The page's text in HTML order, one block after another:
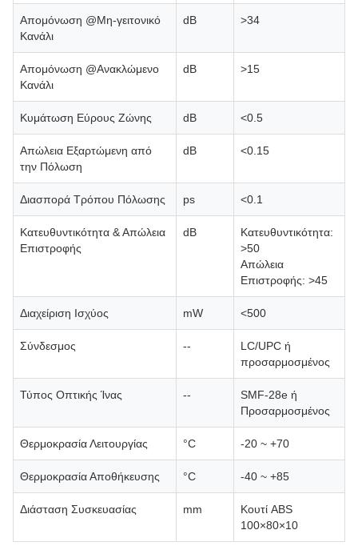
Απομόνωση @Μη-γειτονικό
Κανάλι
dB >34
Απομόνωση @Ανακλώμενο
Κανάλι
dB >15
Κυμάτωση Εύρους Ζώνης dB <0.5
Απώλεια Εξαρτώμενη από
την Πόλωση
dB <0.15
Διασπορά Τρόπου Πόλωσης ps <0.1
Κατευθυντικότητα & Απώλεια
Επιστροφής
dB
Κατευθυντικότητα:
>50
Απώλεια
Επιστροφής: >45
Διαχείριση Ισχύος mW <500
Σύνδεσμος --
LC/UPC ή
προσαρμοσμένος
Τύπος Οπτικής Ίνας --
SMF-28e ή
Προσαρμοσμένος
Θερμοκρασία Λειτουργίας °C -20 ~ +70
Θερμοκρασία Αποθήκευσης °C -40 ~ +85
Διάσταση Συσκευασίας mm
Κουτί ABS
100×80×10